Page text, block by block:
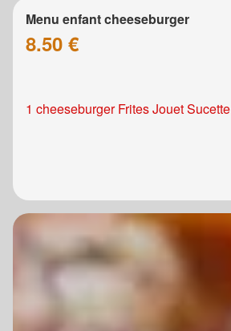
Menu enfant cheeseburger
8.50 €
1 cheeseburger Frites Jouet Sucette